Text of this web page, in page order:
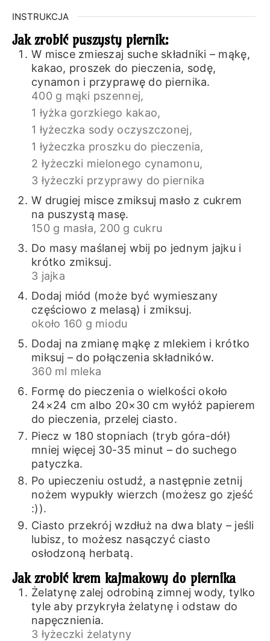
INSTRUKCJA
Jak zrobić puszysty piernik:
W misce zmieszaj suche składniki – mąkę,
kakao, proszek do pieczenia, sodę,
cynamon i przyprawę do piernika.
400 g mąki pszennej,
1 łyżka gorzkiego kakao,
1 łyżeczka sody oczyszczonej,
1 łyżeczka proszku do pieczenia,
2 łyżeczki mielonego cynamonu,
3 łyżeczki przyprawy do piernika
W drugiej misce zmiksuj masło z cukrem
na puszystą masę.
150 g masła, 200 g cukru
Do masy maślanej wbij po jednym jajku i
krótko zmiksuj.
3 jajka
Dodaj miód (może być wymieszany
częściowo z melasą) i zmiksuj.
około 160 g miodu
Dodaj na zmianę mąkę z mlekiem i krótko
miksuj – do połączenia składników.
360 ml mleka
Formę do pieczenia o wielkości około
24×24 cm albo 20×30 cm wyłóż papierem
do pieczenia, przelej ciasto.
Piecz w 180 stopniach (tryb góra-dół)
mniej więcej 30-35 minut – do suchego
patyczka.
Po upieczeniu ostudź, a następnie zetnij
nożem wypukły wierzch (możesz go zjeść
:)).
Ciasto przekrój wzdłuż na dwa blaty – jeśli
lubisz, to możesz nasączyć ciasto
osłodzoną herbatą.
Jak zrobić krem kajmakowy do piernika
Żelatynę zalej odrobiną zimnej wody, tylko
tyle aby przykryła żelatynę i odstaw do
napęcznienia.
3 łyżeczki żelatyny